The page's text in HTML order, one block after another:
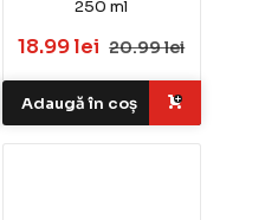
250 ml
18.99 lei 20.99 lei
Adaugă în coș